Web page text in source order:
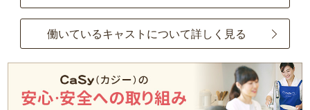
働いているキャストについて詳しく見る